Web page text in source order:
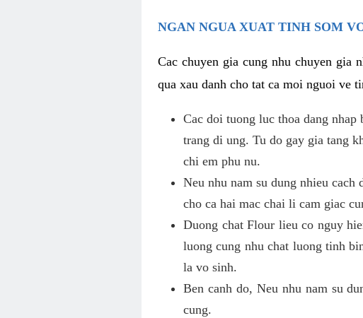
NGAN NGUA XUAT TINH SOM
Cac chuyen gia cung nhu chuyen gia
qua xau danh cho tat ca moi nguoi ve
Cac doi tuong luc thoa dang nhap
trang di ung. Tu do gay gia tang
chi em phu nu.
Neu nhu nam su dung nhieu
cho ca hai mac chai li cam giac
Duong chat Flour lieu co nguy
luong cung nhu chat luong tinh
la vo sinh.
Ben canh do, Neu nhu nam su
cung.